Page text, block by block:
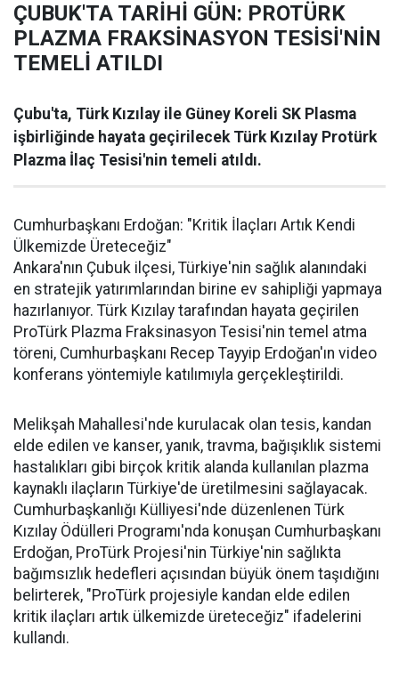
ÇUBUK'TA TARİHİ GÜN: PROTÜRK
PLAZMA FRAKSİNASYON TESİSİ'NİN
TEMELİ ATILDI
Çubu'ta, Türk Kızılay ile Güney Koreli SK Plasma
işbirliğinde hayata geçirilecek Türk Kızılay Protürk
Plazma İlaç Tesisi'nin temeli atıldı.
Cumhurbaşkanı Erdoğan: "Kritik İlaçları Artık Kendi
Ülkemizde Üreteceğiz"
Ankara'nın Çubuk ilçesi, Türkiye'nin sağlık alanındaki
en stratejik yatırımlarından birine ev sahipliği yapmaya
hazırlanıyor. Türk Kızılay tarafından hayata geçirilen
ProTürk Plazma Fraksinasyon Tesisi'nin temel atma
töreni, Cumhurbaşkanı Recep Tayyip Erdoğan'ın video
konferans yöntemiyle katılımıyla gerçekleştirildi.
Melikşah Mahallesi'nde kurulacak olan tesis, kandan
elde edilen ve kanser, yanık, travma, bağışıklık sistemi
hastalıkları gibi birçok kritik alanda kullanılan plazma
kaynaklı ilaçların Türkiye'de üretilmesini sağlayacak.
Cumhurbaşkanlığı Külliyesi'nde düzenlenen Türk
Kızılay Ödülleri Programı'nda konuşan Cumhurbaşkanı
Erdoğan, ProTürk Projesi'nin Türkiye'nin sağlıkta
bağımsızlık hedefleri açısından büyük önem taşıdığını
belirterek, "ProTürk projesiyle kandan elde edilen
kritik ilaçları artık ülkemizde üreteceğiz" ifadelerini
kullandı.